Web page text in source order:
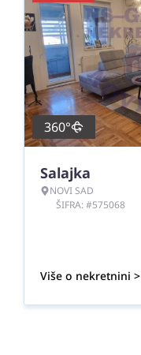
360°
Salajka
NOVI SAD
ŠIFRA: #575068
Više o nekretnini >